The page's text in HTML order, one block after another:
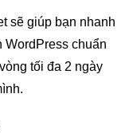
sẽ giúp bạn nhanh
chuẩn
tối đa 2 ngày